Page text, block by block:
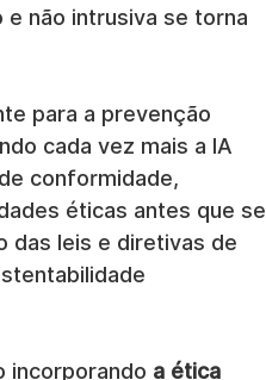
e não intrusiva se torna
para a prevenção
cada vez mais a IA
conformidade,
éticas antes que se
das leis e diretivas de
incorporando a ética